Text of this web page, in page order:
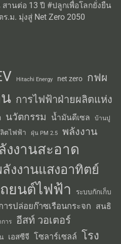
านต่อ 13 ปี #ปลูกเพื่อโลกยั่งยืน
.ม. มุ่งสู่ Net Zero 2050
Hitachi Energy net zero กฟผ
การไฟฟ้าฝ่ายผลิตแห่ง
นวัตกรรม น้ำมันดีเซล บ้านปู
ตไฟฟ้า ฝุ่น PM 2.5 พลังงาน
งงานสะอาด
งงานแสงอาทิตย์
ยนต์ไฟฟ้า
ระบบกักเก็บ
ารปล่อยก๊าซเรือนกระจก สนธิ
าร อีสท์ วอเตอร์
เอสซีจี โซลาร์เซลล์ โรง